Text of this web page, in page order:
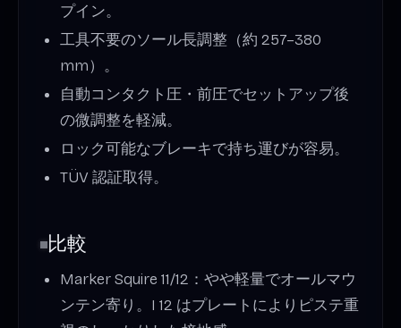
プイン。
工具不要のソール長調整（約 257–380
mm）。
自動コンタクト圧・前圧でセットアップ後
の微調整を軽減。
ロック可能なブレーキで持ち運びが容易。
TÜV 認証取得。
比較
Marker Squire 11/12：やや軽量でオールマウ
ンテン寄り。I 12 はプレートによりピステ重